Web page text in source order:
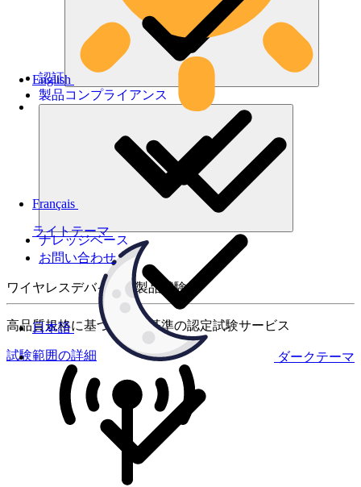
ライトテーマ
ダークテーマ
English
Français
日本語
認証
製品コンプライアンス
ナレッジベース
お問い合わせ
ワイヤレスデバイスの製品試験
高品質規格に基づく国際基準の認定試験サービス
試験範囲の詳細